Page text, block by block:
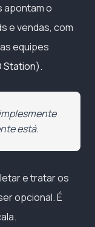
apontam o
e vendas, com
equipes
Station).
está.
e tratar os
opcional. É